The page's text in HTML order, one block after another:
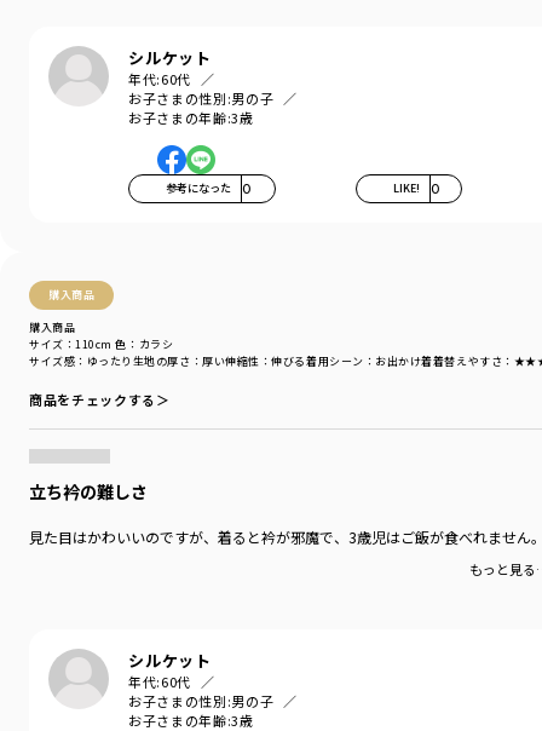
シルケット
年代:60代
お子さまの性別:男の子
お子さまの年齢:3歳
参考になった 0 LIKE! 0
購入商品
購入商品
サイズ感 ：ゆったり 生地の厚さ ：厚い伸縮性 ：伸びる着用シーン ：お出かけ着着替えやすさ ：
サイズ：110cm 色：カラシ
商品をチェックする＞
立ち衿の難しさ
見た目はかわいいのですが、着ると衿が邪魔で、3歳児はご飯が食べれません
もっと見
シルケット
年代:60代
お子さまの性別:男の子
お子さまの年齢:3歳